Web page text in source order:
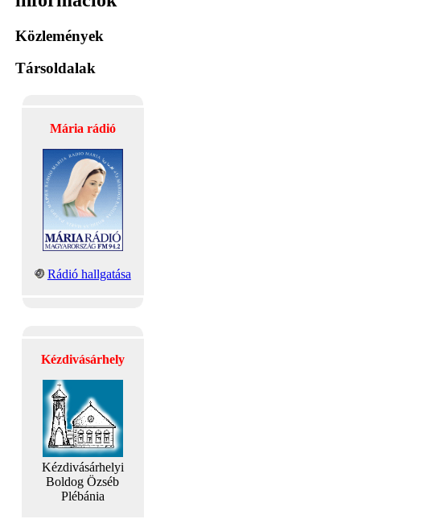
Közlemények
Társoldalak
Mária rádió
Rádió hallgatása
Kézdivásárhely
Kézdivásárhelyi
Boldog Özséb
Plébánia